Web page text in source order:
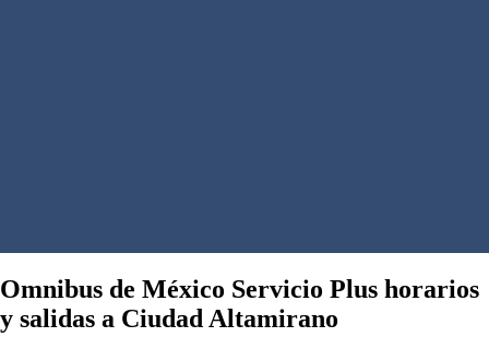
Omnibus de México Servicio Plus horarios
y salidas a Ciudad Altamirano